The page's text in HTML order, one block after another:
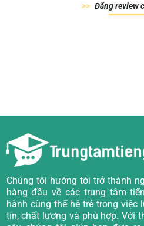
Đăng review
Chúng tôi hướng tới trở thành
hàng đầu về các trung tâm
hành cùng thế hệ trẻ trong
tín, chất lượng và phù hợp. Với